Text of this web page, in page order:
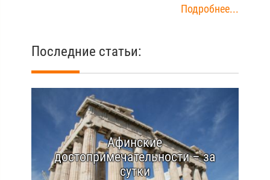
Подробнее...
Последние статьи:
Афинские
достопримечательности – за
сутки